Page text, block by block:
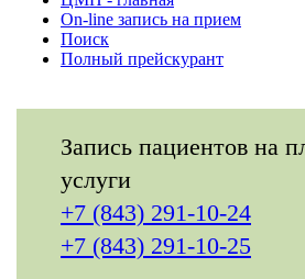
On-line запись на прием
Поиск
Полный прейскурант
Запись пациентов на
услуги
+7 (843) 291-10-24
+7 (843) 291-10-25